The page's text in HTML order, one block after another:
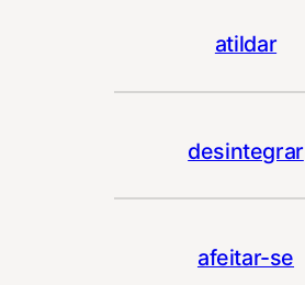
atildar
desintegrar
afeitar-se